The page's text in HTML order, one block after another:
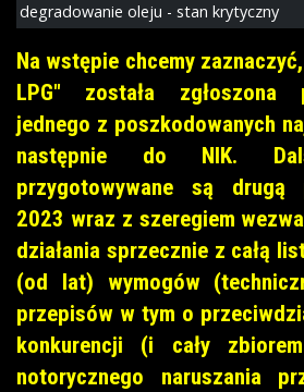
degradowanie oleju - stan krytyczny
Na wstępie chcemy
LPG" została zgłoszona
jednego z poszkodowanych
następnie do NIK.
przygotowywane są drugą
2023 wraz z szeregiem
działania sprzecznie z całą
(od lat) wymogów
przepisów w tym o
konkurencji (i cały
notorycznego naruszania